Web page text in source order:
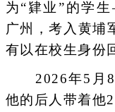
为“肄业”的学
广州，考入黄埔
有以在校生身份
2026年5月8
他的后人带着他